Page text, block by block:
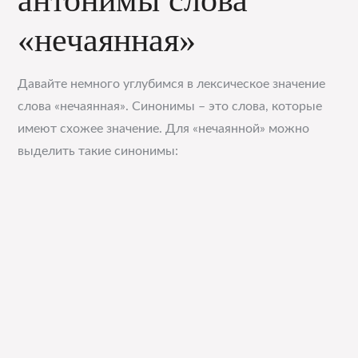
«нечаянная»
Давайте немного углубимся в лексическое значение
слова «нечаянная». Синонимы – это слова, которые
имеют схожее значение. Для «нечаянной» можно
выделить такие синонимы: